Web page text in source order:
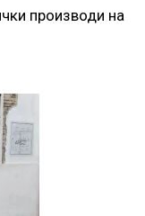
производи на